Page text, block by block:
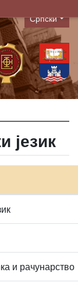
Language
Српски
језик
и рачунарство